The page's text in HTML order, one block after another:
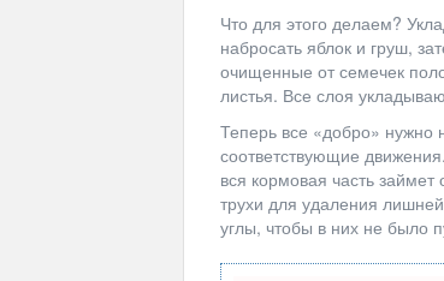
Что для этого делаем?
набросать яблок и груш,
очищенные от семечек
листья. Все слоя
Теперь все «добро» нужно
соответствующие
вся кормовая часть
трухи для удаления
углы, чтобы в них не было